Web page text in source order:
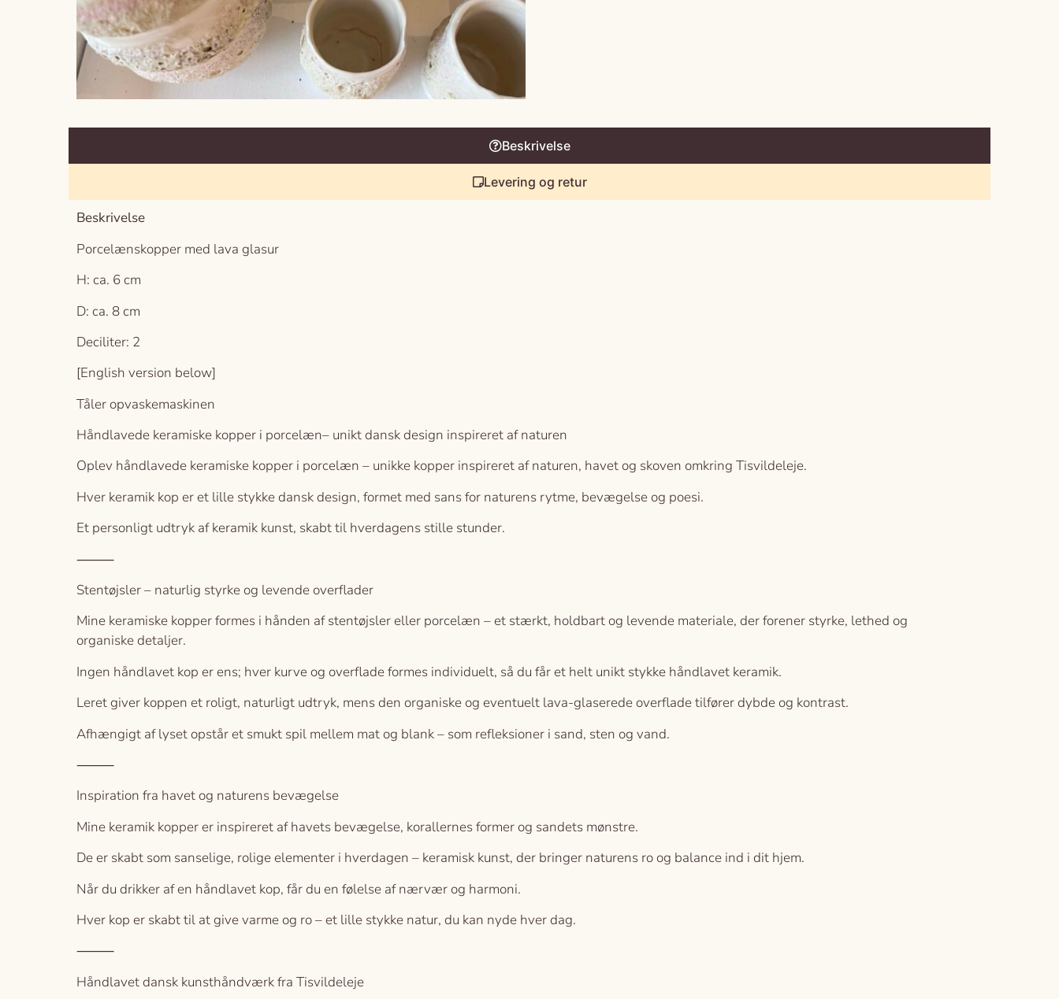
Beskrivelse
Levering og retur
Beskrivelse
Porcelænskopper med lava glasur
H: ca. 6 cm
D: ca. 8 cm
Deciliter: 2
[English version below]
Tåler opvaskemaskinen
Håndlavede keramiske kopper i porcelæn– unikt dansk design inspireret af naturen
Oplev håndlavede keramiske kopper i porcelæn – unikke kopper inspireret af naturen, havet og skoven omkring Tisvildeleje.
Hver keramik kop er et lille stykke dansk design, formet med sans for naturens rytme, bevægelse og poesi.
Et personligt udtryk af keramik kunst, skabt til hverdagens stille stunder.
⸻
Stentøjsler – naturlig styrke og levende overflader
Mine keramiske kopper formes i hånden af stentøjsler eller porcelæn – et stærkt, holdbart og levende materiale, der forener styrke, lethed og
organiske detaljer.
Ingen håndlavet kop er ens; hver kurve og overflade formes individuelt, så du får et helt unikt stykke håndlavet keramik.
Leret giver koppen et roligt, naturligt udtryk, mens den organiske og eventuelt lava-glaserede overflade tilfører dybde og kontrast.
Afhængigt af lyset opstår et smukt spil mellem mat og blank – som refleksioner i sand, sten og vand.
⸻
Inspiration fra havet og naturens bevægelse
Mine keramik kopper er inspireret af havets bevægelse, korallernes former og sandets mønstre.
De er skabt som sanselige, rolige elementer i hverdagen – keramisk kunst, der bringer naturens ro og balance ind i dit hjem.
Når du drikker af en håndlavet kop, får du en følelse af nærvær og harmoni.
Hver kop er skabt til at give varme og ro – et lille stykke natur, du kan nyde hver dag.
⸻
Håndlavet dansk kunsthåndværk fra Tisvildeleje